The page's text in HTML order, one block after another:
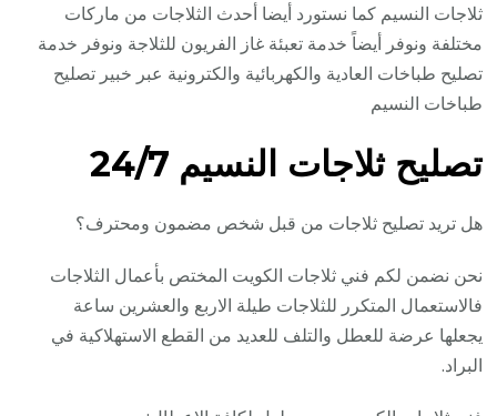
ثلاجات النسيم كما نستورد أيضا أحدث الثلاجات من ماركات
مختلفة ونوفر أيضاً خدمة تعبئة غاز الفريون للثلاجة ونوفر خدمة
تصليح طباخات العادية والكهربائية والكترونية عبر خبير تصليح
طباخات النسيم
تصليح ثلاجات النسيم 24/7
هل تريد تصليح ثلاجات من قبل شخص مضمون ومحترف؟
نحن نضمن لكم فني ثلاجات الكويت المختص بأعمال الثلاجات
فالاستعمال المتكرر للثلاجات طيلة الاربع والعشرين ساعة
يجعلها عرضة للعطل والتلف للعديد من القطع الاستهلاكية في
البراد.